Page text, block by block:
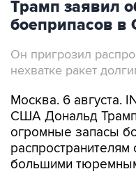
Трамп заявил
боеприпасов
Он пригрозил
нехватке ракет
Москва. 6 августа.
США Дональд Трамп
огромные запасы
распространителям
большими